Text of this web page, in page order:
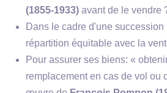
(1855-1933) avant de le vendre
Dans le cadre d'une succession
répartition équitable avec la
Pour assurer ses biens: «
remplacement en cas de vol ou